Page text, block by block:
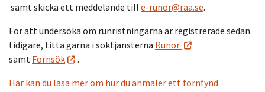
samt skicka ett meddelande till e-runor@raa.se.
För att undersöka om runristningarna är registrerade sedan
tidigare, titta gärna i söktjänsterna Runor
samt Fornsök
.
Här kan du läsa mer om hur du anmäler ett fornfynd.